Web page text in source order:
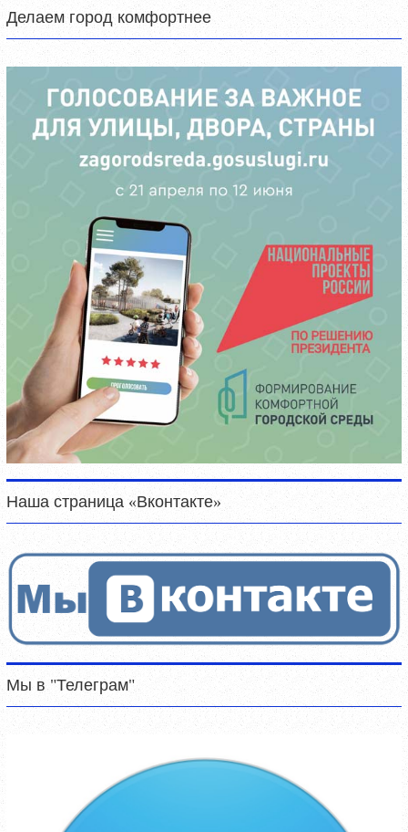
Делаем город комфортнее
Наша страница «Вконтакте»
Мы в "Телеграм"